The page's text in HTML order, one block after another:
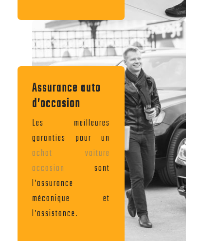
Assurance auto
d’occasion
Les meilleures
garanties pour un
achat voiture
occasion sont
l’assurance
mécanique et
l’assistance.